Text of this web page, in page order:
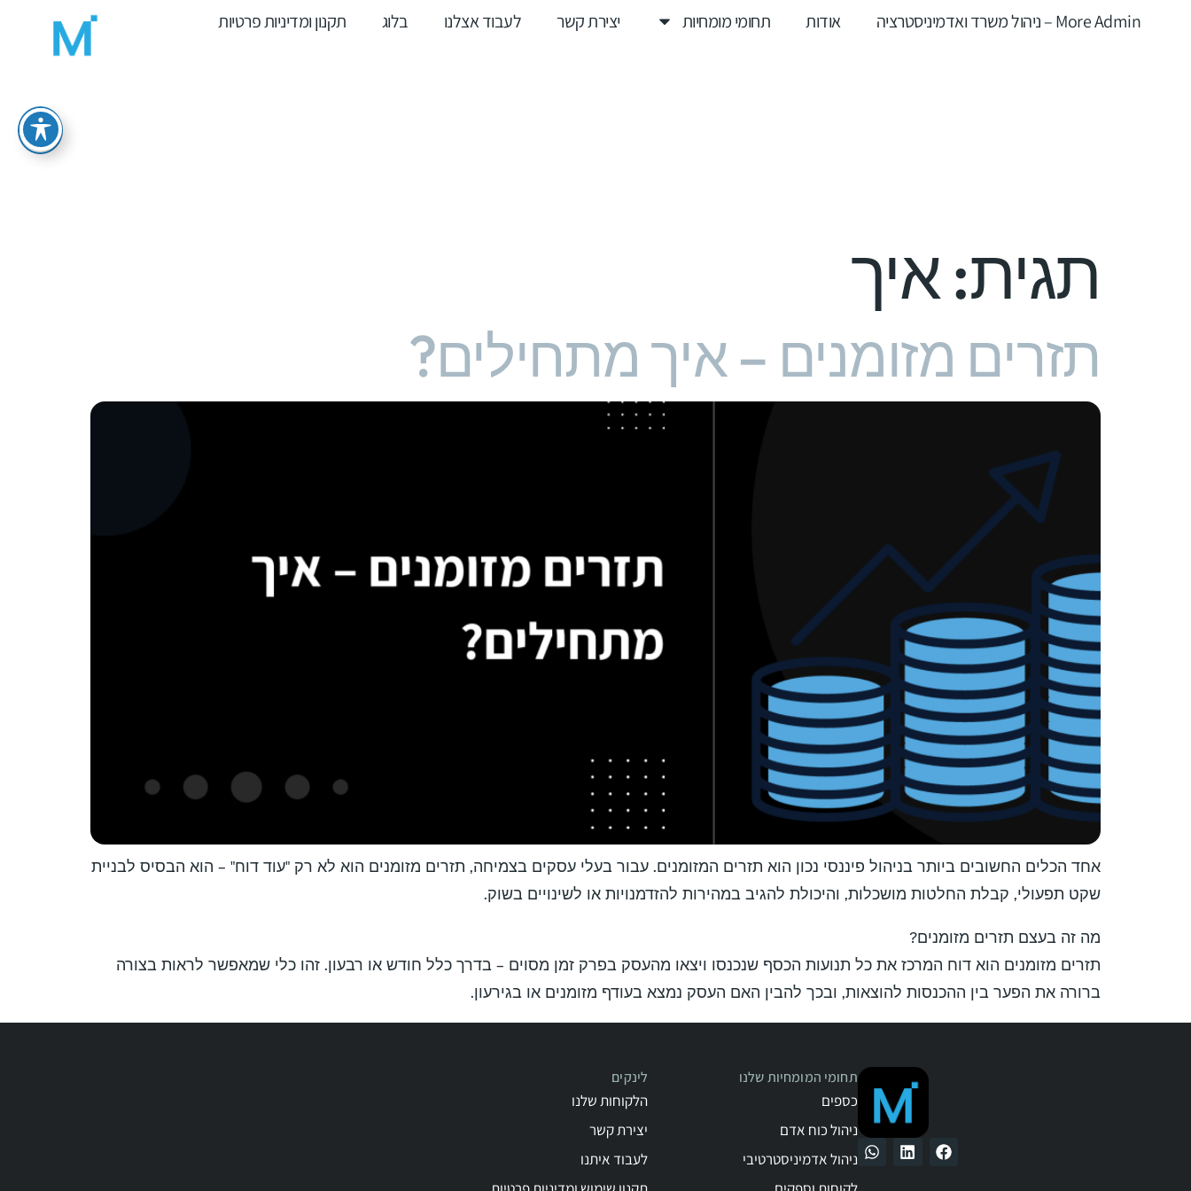
More Admin – ניהול משרד ואדמיניסטרציה אודות תחומי מומחיות יצירת קשר לעבוד אצלנו בלוג תקנון ומדיניות פרטיות
תגית:איך
תזרים מזומנים – איך מתחילים?
אחד הכלים החשובים ביותר בניהול פיננסי נכון הוא תזרים המזומנים. עבור בעלי עסקים בצמיחה, תזרים מזומנים הוא לא רק "עוד דוח" – הוא הבסיס לבניית
שקט תפעולי, קבלת החלטות מושכלות, והיכולת להגיב במהירות להזדמנויות או לשינויים בשוק.
מה זה בעצם תזרים מזומנים?
תזרים מזומנים הוא דוח המרכז את כל תנועות הכסף שנכנסו ויצאו מהעסק בפרק זמן מסוים – בדרך כלל חודש או רבעון. זהו כלי שמאפשר לראות בצורה
ברורה את הפער בין ההכנסות להוצאות, ובכך להבין האם העסק נמצא בעודף מזומנים או בגירעון.
תחומי המומחיות שלנו
כספים
ניהול כוח אדם
ניהול אדמיניסטרטיבי
לינקים
הלקוחות שלנו
יצירת קשר
לעבוד איתנו